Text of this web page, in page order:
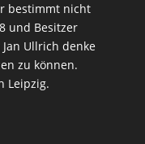
bestimmt nicht
und Besitzer
Ullrich denke
zu können.
Leipzig.